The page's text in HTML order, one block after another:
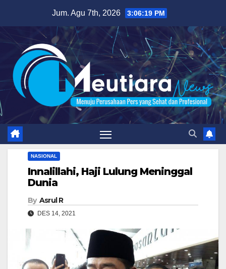
content
Jum. Agu 7th, 2026 3:06:20 PM
NASIONAL
Innalillahi, Haji Lulung Meninggal
Dunia
By Asrul R
DES 14, 2021